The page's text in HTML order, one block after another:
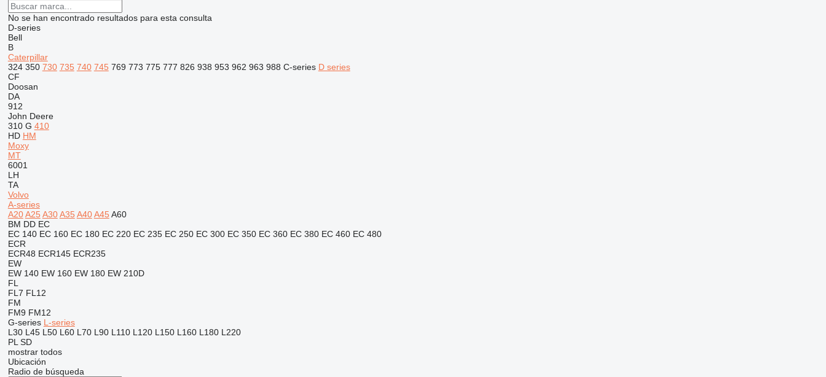
No se han encontrado resultados para esta consulta
D-series
Bell
B
Caterpillar
324 350 730 735 740 745 769 773 775 777 826 938 953 962 963 988 C-series D series
CF
Doosan
DA
912
John Deere
310 G 410
HD HM
Moxy
MT
6001
LH
TA
Volvo
A-series
A20 A25 A30 A35 A40 A45 A60
BM DD EC
EC 140 EC 160 EC 180 EC 220 EC 235 EC 250 EC 300 EC 350 EC 360 EC 380 EC 460 EC 480
ECR
ECR48 ECR145 ECR235
EW
EW 140 EW 160 EW 180 EW 210D
FL
FL7 FL12
FM
FM9 FM12
G-series L-series
L30 L45 L50 L60 L70 L90 L110 L120 L150 L160 L180 L220
PL SD
mostrar todos
Ubicación
Radio de búsqueda